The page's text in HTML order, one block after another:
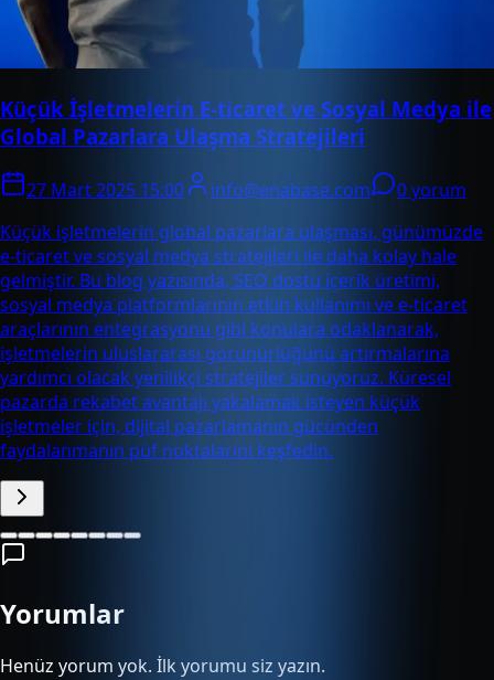
Küçük İşletmelerin E-ticaret ve Sosyal Medya ile
Global Pazarlara Ulaşma Stratejileri
27 Mart 2025 15:00 info@enabase.com
0 yorum
Küçük işletmelerin global pazarlara ulaşması, günümüzde
e-ticaret ve sosyal medya stratejileri ile daha kolay hale
gelmiştir. Bu blog yazısında, SEO dostu içerik üretimi,
sosyal medya platformlarının etkin kullanımı ve e-ticaret
araçlarının entegrasyonu gibi konulara odaklanarak,
işletmelerin uluslararası görünürlüğünü artırmalarına
yardımcı olacak yenilikçi stratejiler sunuyoruz. Küresel
pazarda rekabet avantajı yakalamak isteyen küçük
işletmeler için, dijital pazarlamanın gücünden
faydalanmanın püf noktalarını keşfedin.
Yorumlar
Henüz yorum yok. İlk yorumu siz yazın.